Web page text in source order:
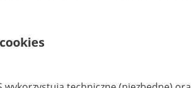
250%
2024 r. do